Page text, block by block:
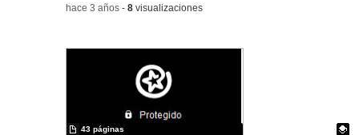
-hace 3 años -8 visualizaciones
43 páginas